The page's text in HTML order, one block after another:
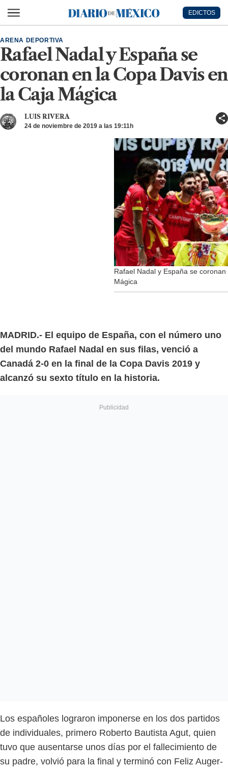
Diario de México
EDICTOS
Rafael Nadal y España se
coronan en la Copa Davis en
la Caja Mágica
ARENA DEPORTIVA
LUIS RIVERA
24 de noviembre de 2019 a las 19:11h
Rafael Nadal y España se
Mágica
MADRID.- El equipo de España, con el número uno
del mundo Rafael Nadal en sus filas, venció a
Canadá 2-0 en la final de la Copa Davis 2019 y
alcanzó su sexto título en la historia.
Los españoles lograron imponerse en los dos partidos
de individuales, primero Roberto Bautista Agut, quien
tuvo que ausentarse unos días por el fallecimiento de
su padre, volvió para la final y terminó con Feliz Auger-